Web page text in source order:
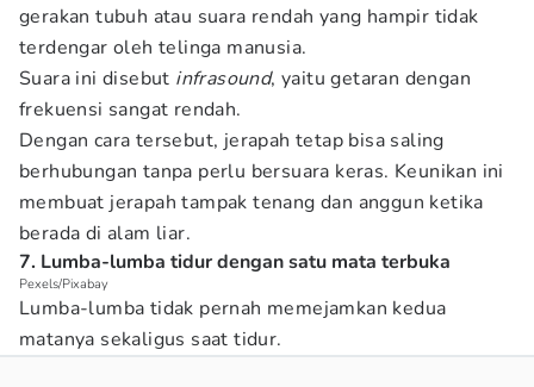
gerakan tubuh atau suara rendah yang hampir tidak
terdengar oleh telinga manusia.
Suara ini disebut infrasound, yaitu getaran dengan
frekuensi sangat rendah.
Dengan cara tersebut, jerapah tetap bisa saling
berhubungan tanpa perlu bersuara keras. Keunikan ini
membuat jerapah tampak tenang dan anggun ketika
berada di alam liar.
7. Lumba-lumba tidur dengan satu mata terbuka
Pexels/Pixabay
Lumba-lumba tidak pernah memejamkan kedua
matanya sekaligus saat tidur.